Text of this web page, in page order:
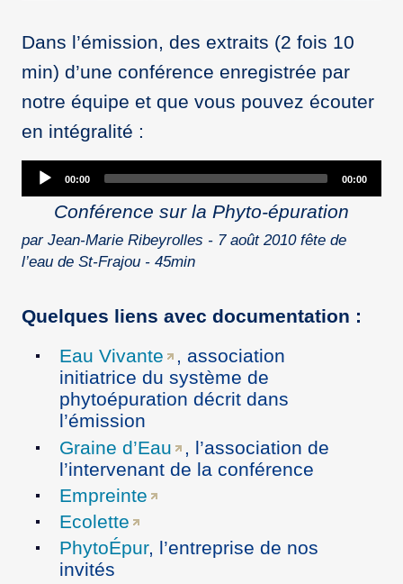
Dans l’émission, des extraits (2 fois 10
min) d’une conférence enregistrée par
notre équipe et que vous pouvez écouter
en intégralité :
Audio
Player
00:00 00:00
Conférence sur la Phyto-épuration
par Jean-Marie Ribeyrolles - 7 août 2010 fête de
l’eau de St-Frajou - 45min
Quelques liens avec documentation :
Eau Vivante
, association
initiatrice du système de
phytoépuration décrit dans
l’émission
Graine d’Eau
, l’association de
l’intervenant de la conférence
Empreinte
Ecolette
PhytoÉpur, l’entreprise de nos
invités